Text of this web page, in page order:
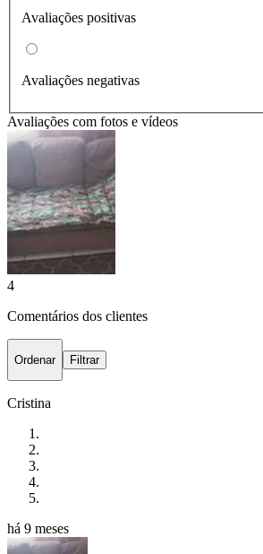
Avaliações positivas
Avaliações negativas
Avaliações com fotos e vídeos
4
Comentários dos clientes
Ordenar Filtrar
Cristina
há 9 meses